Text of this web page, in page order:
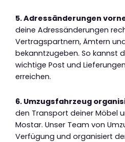
5. Adressänderungen
deine Adressänderungen
Vertragspartnern, Ämtern
bekanntzugeben. So kannst
wichtige Post und
erreichen.
6. Umzugsfahrzeug
den Transport deiner Möbel
Mostar. Unser Team von
Verfügung und organisiert